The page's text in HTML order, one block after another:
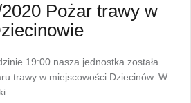
Pożar trawy w
19:00 nasza jednostka została
trawy w miejscowości Dziecinów. W